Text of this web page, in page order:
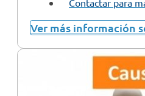
Contactar para
Ver más información